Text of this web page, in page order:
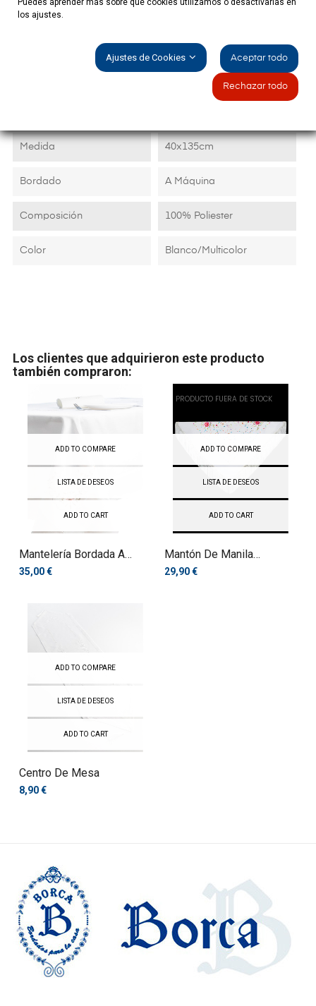
Medida 40x135cm
Bordado A Máquina
Composición 100% Poliester
Color Blanco/Multicolor
Los clientes que adquirieron este producto
también compraron:
ADD TO COMPARE
LISTA DE DESEOS
ADD TO CART
Mantelería Bordada A
Máquina
35,00 €
PRODUCTO FUERA DE STOCK
ADD TO COMPARE
LISTA DE DESEOS
ADD TO CART
Mantón De Manila
Bordado A...
29,90 €
ADD TO COMPARE
LISTA DE DESEOS
ADD TO CART
Centro De Mesa
8,90 €
los ajustes.
Ajustes de Cookies Aceptar todo
Rechazar todo